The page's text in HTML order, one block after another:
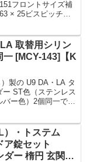
フロントサイズ補
× 25ビスピッチ
取替用シリン
一 [MCY-143]【K
製の U9 DA・LA タ
ー ST色（ステンレス
バー色）2個同一で
）・トステム
ア錠セット
ダー 楕円 玄関ド